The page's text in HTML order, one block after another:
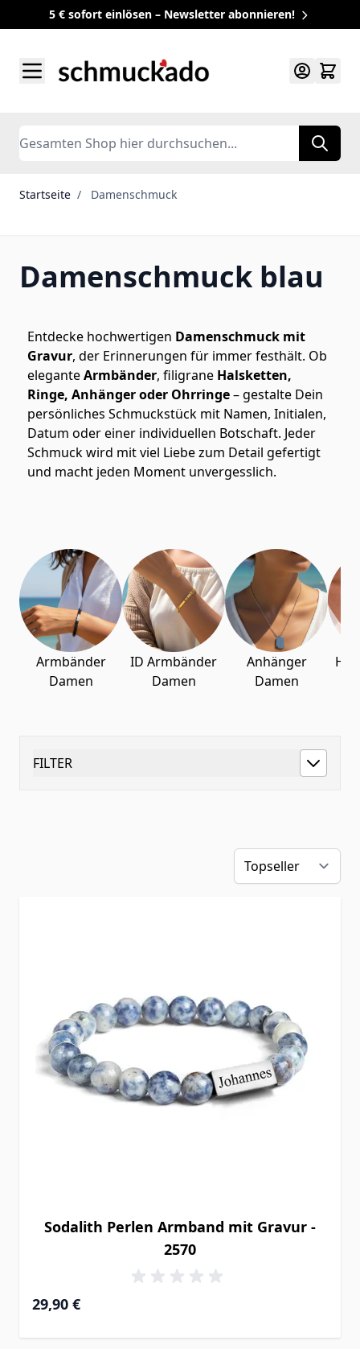
5 € sofort einlösen – Newsletter abonnieren!
Search
Startseite / Damenschmuck
Damenschmuck blau
Entdecke hochwertigen Damenschmuck mit
Gravur, der Erinnerungen für immer festhält. Ob
eleganteArmbänder, filigrane Halsketten,
Ringe, Anhänger oder Ohrringe– gestalte Dein
persönliches Schmuckstück mit Namen, Initialen,
Datum oder einer individuellen Botschaft. Jeder
Schmuck wird mit viel Liebe zum Detail gefertigt
und macht jeden Moment unvergesslich.
Press to skip carousel
Armbänder
Damen
ID Armbänder
Damen
Anhänger
Damen
FILTER
Sodalith Perlen Armband mit Gravur -
2570
29,90 €